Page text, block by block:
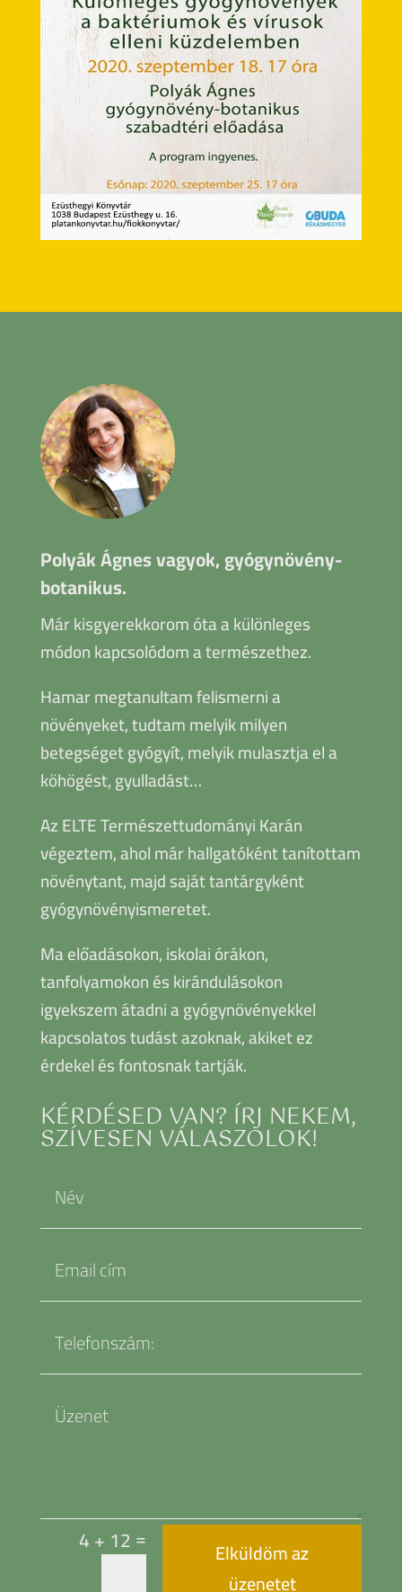
Polyák Ágnes vagyok, gyógynövény-
botanikus.
Már kisgyerekkorom óta a különleges
módon kapcsolódom a természethez.
Hamar megtanultam felismerni a
növényeket, tudtam melyik milyen
betegséget gyógyít, melyik mulasztja el a
köhögést, gyulladást…
Az ELTE Természettudományi Karán
végeztem, ahol már hallgatóként tanítottam
növénytant, majd saját tantárgyként
gyógynövényismeretet.
Ma előadásokon, iskolai órákon,
tanfolyamokon és kirándulásokon
igyekszem átadni a gyógynövényekkel
kapcsolatos tudást azoknak, akiket ez
érdekel és fontosnak tartják.
KÉRDÉSED VAN? ÍRJ NEKEM,
SZÍVESEN VÁLASZOLOK!
4 + 12=
Elküldöm az
üzenetet